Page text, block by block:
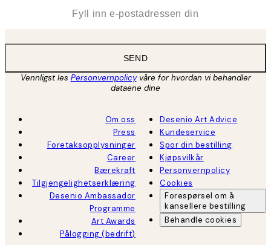
SEND
Vennligst les Personvernpolicyvåre for hvordan vi behandler
dataene dine
Om oss
Press
Foretaksopplysninger
Career
Bærekraft
Tilgjengelighetserklæring
Desenio Ambassador
Programme
Art Awards
Pålogging (bedrift)
Desenio Art Advice
Kundeservice
Spor din bestilling
Kjøpsvilkår
Personvernpolicy
Cookies
Forespørsel om å
kansellere bestilling
Behandle cookies